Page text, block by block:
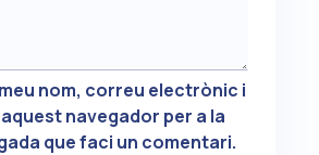
nom, correu electrònic i
navegador per a la
que faci un comentari.